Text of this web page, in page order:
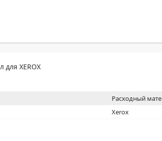
для XEROX
Расходный
Xerox